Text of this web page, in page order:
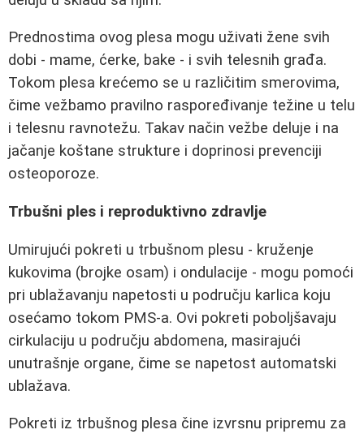
Prednostima ovog plesa mogu uživati žene svih
dobi - mame, ćerke, bake - i svih telesnih građa.
Tokom plesa krećemo se u različitim smerovima,
čime vežbamo pravilno raspoređivanje težine u telu
i telesnu ravnotežu. Takav način vežbe deluje i na
jačanje koštane strukture i doprinosi prevenciji
osteoporoze.
Trbušni ples i reproduktivno zdravlje
Umirujući pokreti u trbušnom plesu - kruženje
kukovima (brojke osam) i ondulacije - mogu pomoći
pri ublažavanju napetosti u području karlica koju
osećamo tokom PMS-a. Ovi pokreti poboljšavaju
cirkulaciju u području abdomena, masirajući
unutrašnje organe, čime se napetost automatski
ublažava.
Pokreti iz trbušnog plesa čine izvrsnu pripremu za